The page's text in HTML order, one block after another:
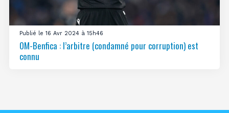
Publié le 16 Avr 2024 à 15h46
OM-Benfica : l’arbitre (condamné pour corruption) est
connu